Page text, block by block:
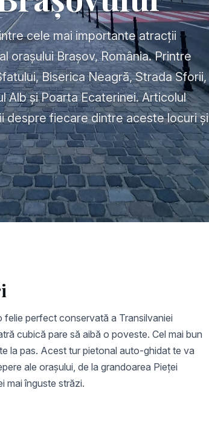
cele mai importante atracții
orașului Brașov, România. Printre
Biserica Neagră, Strada Sforii,
Alb și Poarta Ecaterinei. Articolul
despre fiecare dintre aceste locuri și
felie perfect conservată a Transilvaniei
cubică pare să aibă o poveste. Cel mai bun
la pas. Acest tur pietonal auto-ghidat te va
ale orașului, de la grandoarea Pieței
mai înguste străzi.